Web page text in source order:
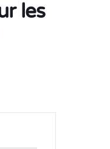
les